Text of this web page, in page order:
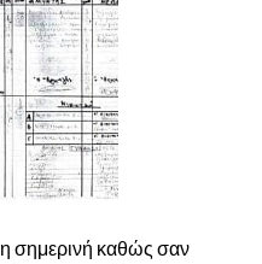
σημερινή καθώς σαν